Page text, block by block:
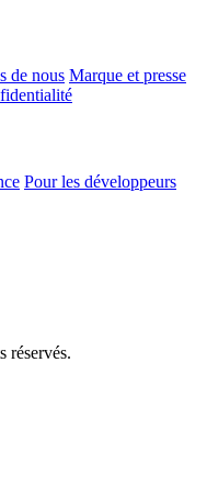
de nous Marque et presse
Pour les développeurs
réservés.